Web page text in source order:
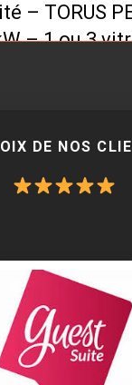
– TORUS
– 1 ou 3
DE NOS